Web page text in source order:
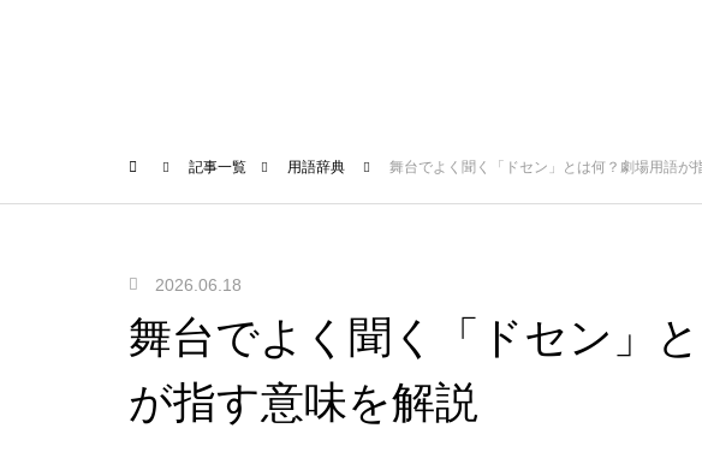
記事一覧 用語辞典 舞台でよく聞く「ドセン」とは何？劇場用語が
2026.06.18
舞台でよく聞く「ドセン」
が指す意味を解説